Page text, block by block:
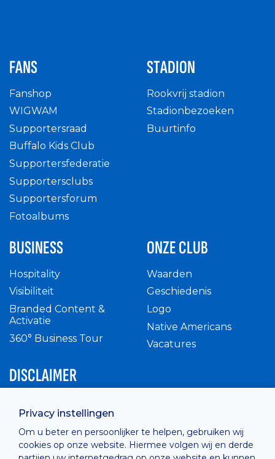
Privacy instellingen
Om u beter en persoonlijker te helpen, gebruiken wij
cookies op onze website. Hiermee volgen wij en derde
FANS
Fanshop
WIGWAM
Supportersraad
Buffalo Kids Club
Supportersfederatie
Supportersclubs
Supportersforum
Fotoalbums
STADION
Rookvrij stadion
Stadionbezoeken
Buurtinfo
BUSINESS
Hospitality
Visibiliteit
Branded Content &
Activatie
360° Business Tour
ONZE CLUB
Waarden
Geschiedenis
Logo
Native Americans
Vacatures
DISCLAIMER
Privacy Policy
Cashless
verkoopsvoorwaarden